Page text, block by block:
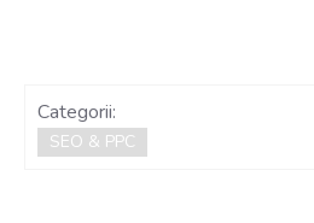
Categorii:
SEO & PPC